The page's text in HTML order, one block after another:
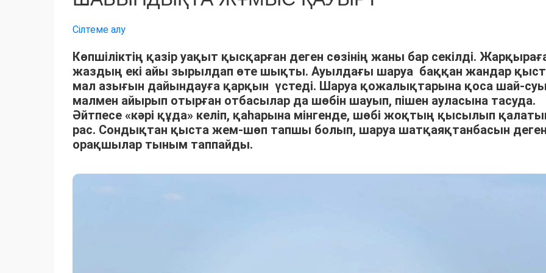
Сілтеме алу
Көпшіліктің қазір уақыт қысқарған деген сөзінің жаны бар секілді.
жаздың екі айы зырылдап өте шықты. Ауылдағы шаруа баққан жандар
мал азығын дайындауға қарқын үстеді. Шаруа қожалықтарына қоса шай-
малмен айырып отырған отбасылар да шөбін шауып, пішен ауласына тасуда.
Әйтпесе «кәрі құда» келіп, қаһарына мінгенде, шөбі жоқтың қысылып
рас. Сондықтан қыста жем-шөп тапшы болып, шаруа шатқаяқтанбасын деген
орақшылар тыным таппайды.